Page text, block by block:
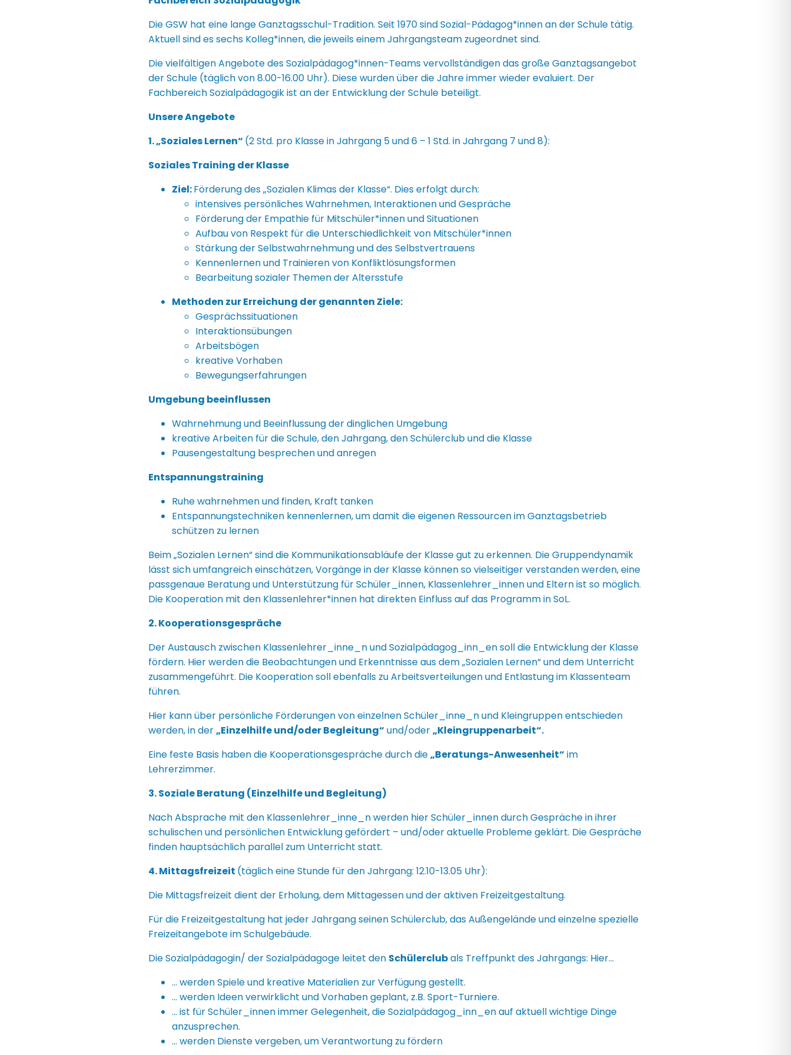
Die GSW hat eine lange Ganztagsschul-Tradition. Seit 1970 sind Sozial-Pädagog*innen an der Schule tätig.
Aktuell sind es sechs Kolleg*innen, die jeweils einem Jahrgangsteam zugeordnet sind.
Die vielfältigen Angebote des Sozialpädagog*innen-Teams vervollständigen das große Ganztagsangebot
der Schule (täglich von 8.00-16.00 Uhr). Diese wurden über die Jahre immer wieder evaluiert. Der
Fachbereich Sozialpädagogik ist an der Entwicklung der Schule beteiligt.
Unsere Angebote
1. „Soziales Lernen“ (2 Std. pro Klasse in Jahrgang 5 und 6 – 1 Std. in Jahrgang 7 und 8):
Soziales Training der Klasse
Ziel:Förderung des „Sozialen Klimas der Klasse“. Dies erfolgt durch:
intensives persönliches Wahrnehmen, Interaktionen und Gespräche
Förderung der Empathie für Mitschüler*innen und Situationen
Aufbau von Respekt für die Unterschiedlichkeit von Mitschüler*innen
Stärkung der Selbstwahrnehmung und des Selbstvertrauens
Kennenlernen und Trainieren von Konfliktlösungsformen
Bearbeitung sozialer Themen der Altersstufe
Methoden zur Erreichung der genannten Ziele:
Gesprächssituationen
Interaktionsübungen
Arbeitsbögen
kreative Vorhaben
Bewegungserfahrungen
Umgebung beeinflussen
Wahrnehmung und Beeinflussung der dinglichen Umgebung
kreative Arbeiten für die Schule, den Jahrgang, den Schülerclub und die Klasse
Pausengestaltung besprechen und anregen
Entspannungstraining
Ruhe wahrnehmen und finden, Kraft tanken
Entspannungstechniken kennenlernen, um damit die eigenen Ressourcen im Ganztagsbetrieb
schützen zu lernen
Beim „Sozialen Lernen“ sind die Kommunikationsabläufe der Klasse gut zu erkennen. Die Gruppendynamik
lässt sich umfangreich einschätzen, Vorgänge in der Klasse können so vielseitiger verstanden werden, eine
passgenaue Beratung und Unterstützung für Schüler_innen, Klassenlehrer_innen und Eltern ist so möglich.
Die Kooperation mit den Klassenlehrer*innen hat direkten Einfluss auf das Programm in SoL.
2. Kooperationsgespräche
Der Austausch zwischen Klassenlehrer_inne_n und Sozialpädagog_inn_en soll die Entwicklung der Klasse
fördern. Hier werden die Beobachtungen und Erkenntnisse aus dem „Sozialen Lernen“ und dem Unterricht
zusammengeführt. Die Kooperation soll ebenfalls zu Arbeitsverteilungen und Entlastung im Klassenteam
führen.
Hier kann über persönliche Förderungen von einzelnen Schüler_inne_n und Kleingruppen entschieden
werden, in der„Einzelhilfe und/oder Begleitung“ und/oder„Kleingruppenarbeit“.
Eine feste Basis haben die Kooperationsgespräche durch die„Beratungs-Anwesenheit“ im
Lehrerzimmer.
3. Soziale Beratung (Einzelhilfe und Begleitung)
Nach Absprache mit den Klassenlehrer_inne_n werden hier Schüler_innen durch Gespräche in ihrer
schulischen und persönlichen Entwicklung gefördert – und/oder aktuelle Probleme geklärt. Die Gespräche
finden hauptsächlich parallel zum Unterricht statt.
4. Mittagsfreizeit (täglich eine Stunde für den Jahrgang: 12.10-13.05 Uhr):
Die Mittagsfreizeit dient der Erholung, dem Mittagessen und der aktiven Freizeitgestaltung.
Für die Freizeitgestaltung hat jeder Jahrgang seinen Schülerclub, das Außengelände und einzelne spezielle
Freizeitangebote im Schulgebäude.
Die Sozialpädagogin/ der Sozialpädagoge leitet den Schülerclubals Treffpunkt des Jahrgangs: Hier…
… werden Spiele und kreative Materialien zur Verfügung gestellt.
… werden Ideen verwirklicht und Vorhaben geplant, z.B. Sport-Turniere.
… ist für Schüler_innen immer Gelegenheit, die Sozialpädagog_inn_en auf aktuell wichtige Dinge
anzusprechen.
… werden Dienste vergeben, um Verantwortung zu fördern